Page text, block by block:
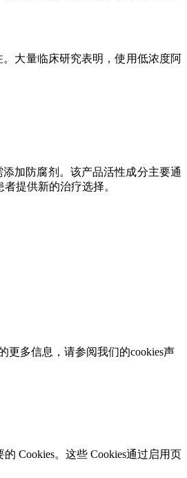
大量临床研究表明，使用低浓度阿
添加防腐剂。该产品活性成分主要通
者提供新的治疗选择。
多信息，请参阅我们的cookies声
的 Cookies。这些 Cookies通过启用页